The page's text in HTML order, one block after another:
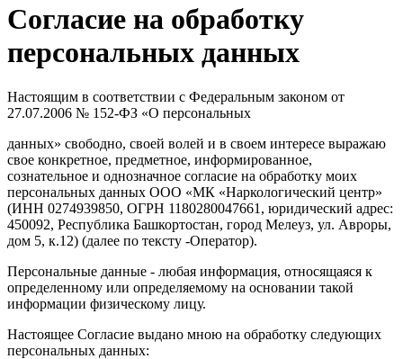
Согласие на обработку
персональных данных
Настоящим в соответствии с Федеральным законом от
27.07.2006 № 152-ФЗ «О персональных
данных» свободно, своей волей и в своем интересе выражаю
свое конкретное, предметное, информированное,
сознательное и однозначное согласие на обработку моих
персональных данных ООО «МК «Наркологический центр»
(ИНН 0274939850, ОГРН 1180280047661, юридический адрес:
450092, Республика Башкортостан, город Мелеуз, ул. Авроры,
дом 5, к.12) (далее по тексту -Оператор).
Персональные данные - любая информация, относящаяся к
определенному или определяемому на основании такой
информации физическому лицу.
Настоящее Согласие выдано мною на обработку следующих
персональных данных: